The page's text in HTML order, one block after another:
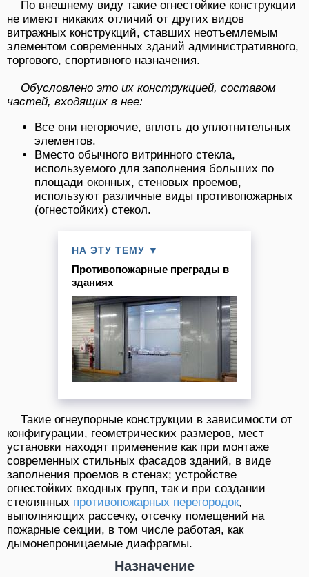
По внешнему виду такие огнестойкие конструкции
не имеют никаких отличий от других видов
витражных конструкций, ставших неотъемлемым
элементом современных зданий административного,
торгового, спортивного назначения.
Обусловлено это их конструкцией, составом
частей, входящих в нее:
Все они негорючие, вплоть до уплотнительных
элементов.
Вместо обычного витринного стекла,
используемого для заполнения больших по
площади оконных, стеновых проемов,
используют различные виды противопожарных
(огнестойких) стекол.
НА ЭТУ ТЕМУ ▼
Противопожарные преграды в
зданиях
Такие огнеупорные конструкции в зависимости от
конфигурации, геометрических размеров, мест
установки находят применение как при монтаже
современных стильных фасадов зданий, в виде
заполнения проемов в стенах; устройстве
огнестойких входных групп, так и при создании
стеклянных противопожарных перегородок,
выполняющих рассечку, отсечку помещений на
пожарные секции, в том числе работая, как
дымонепроницаемые диафрагмы.
Назначение